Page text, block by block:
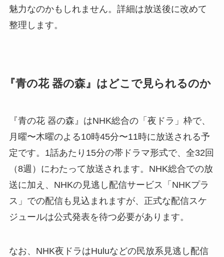
魅力なのかもしれません。詳細は放送後に改めて
整理します。
『青の花 器の森』はどこで見られるのか
『青の花 器の森』はNHK総合の「夜ドラ」枠で、
月曜〜木曜のよる10時45分〜11時に放送される予
定です。1話あたり15分の帯ドラマ形式で、全32回
（8週）にわたって放送されます。NHK総合での放
送に加え、NHKの見逃し配信サービス「NHKプラ
ス」での配信も見込まれますが、正式な配信スケ
ジュールは公式発表を待つ必要があります。
なお、NHK夜ドラはHuluなどの民放系見逃し配信